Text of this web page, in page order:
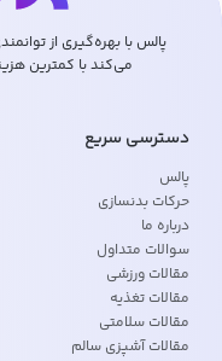
پالس با بهره‌گیری از
می‌کند با کمترین
دسترسی سریع
پالس
حرکات بدنسازی
درباره ما
سوالات متداول
مقالات ورزشی
مقالات تغذیه
مقالات سلامتی
مقالات آشپزی سالم